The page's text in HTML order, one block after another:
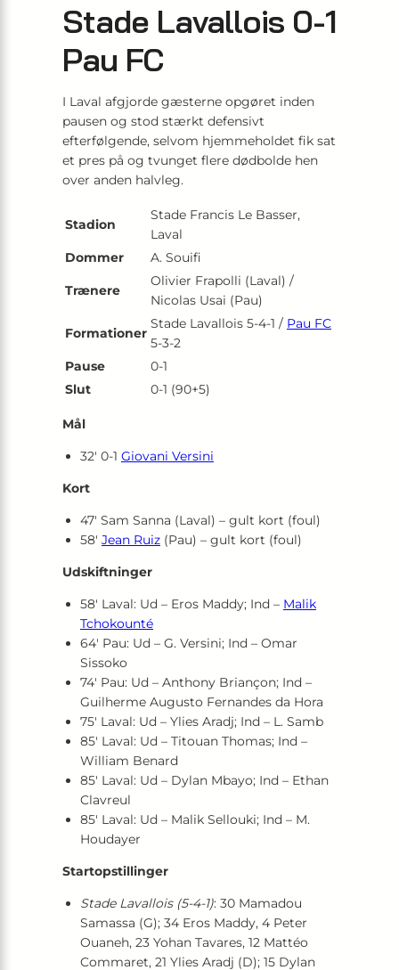
Stade Lavallois 0-1
Pau FC
I Laval afgjorde gæsterne opgøret inden
pausen og stod stærkt defensivt
efterfølgende, selvom hjemmeholdet fik sat
et pres på og tvunget flere dødbolde hen
over anden halvleg.
Stadion
Stade Francis Le Basser,
Laval
Dommer
A. Souifi
Trænere
Olivier Frapolli (Laval) /
Nicolas Usai (Pau)
Formationer
Stade Lavallois 5-4-1 / Pau FC
5-3-2
Pause
0-1
Slut
0-1 (90+5)
Mål
32′ 0-1 Giovani Versini
Kort
47′ Sam Sanna (Laval) – gult kort (foul)
58′ Jean Ruiz (Pau) – gult kort (foul)
Udskiftninger
58′ Laval: Ud – Eros Maddy; Ind – Malik
Tchokounté
64′ Pau: Ud – G. Versini; Ind – Omar
Sissoko
74′ Pau: Ud – Anthony Briançon; Ind –
Guilherme Augusto Fernandes da Hora
75′ Laval: Ud – Ylies Aradj; Ind – L. Samb
85′ Laval: Ud – Titouan Thomas; Ind –
William Benard
85′ Laval: Ud – Dylan Mbayo; Ind – Ethan
Clavreul
85′ Laval: Ud – Malik Sellouki; Ind – M.
Houdayer
Startopstillinger
Stade Lavallois (5-4-1): 30 Mamadou
Samassa (G); 34 Eros Maddy, 4 Peter
Ouaneh, 23 Yohan Tavares, 12 Mattéo
Commaret, 21 Ylies Aradj (D); 15 Dylan